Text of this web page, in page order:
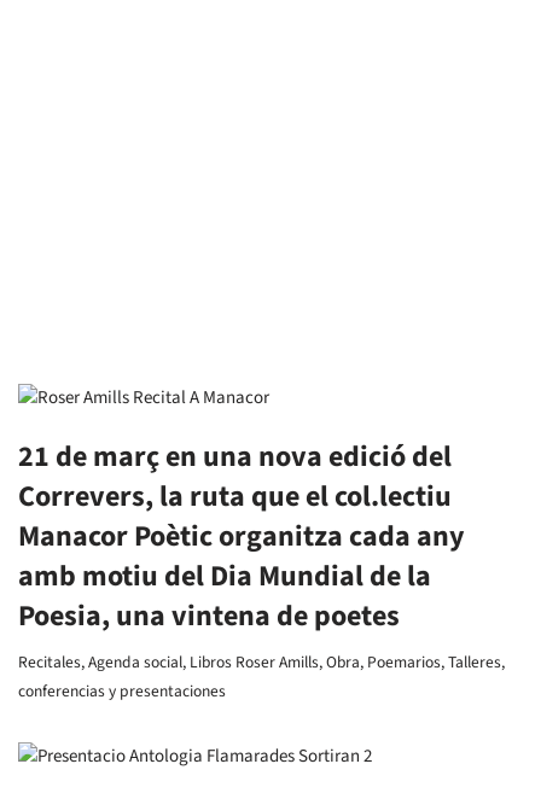
21 de març en una nova edició del
Correvers, la ruta que el col.lectiu
Manacor Poètic organitza cada any
amb motiu del Dia Mundial de la
Poesia, una vintena de poetes
Recitales,Agenda social, Libros Roser Amills,Obra, Poemarios,Talleres,
conferencias y presentaciones